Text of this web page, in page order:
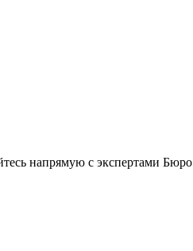
напрямую с экспертами Бюро